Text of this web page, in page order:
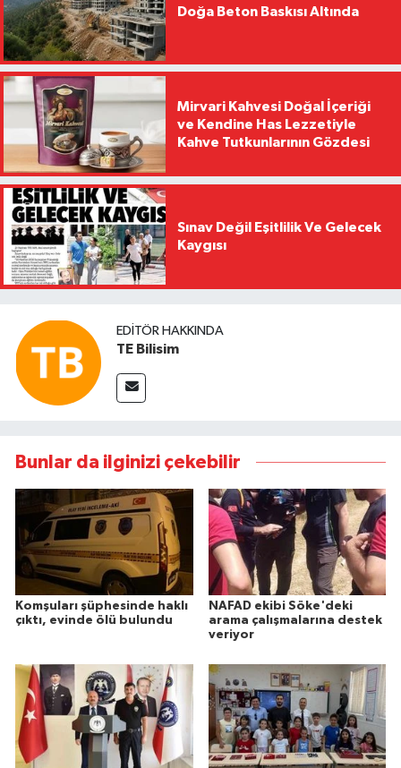
Doğa Beton Baskısı Altında
Mirvari Kahvesi Doğal İçeriği
ve Kendine Has Lezzetiyle
Kahve Tutkunlarının Gözdesi
Sınav Değil Eşitlilik Ve Gelecek
Kaygısı
EDITÖR HAKKINDA
TE Bilisim
Bunlar da ilginizi çekebilir
Komşuları şüphesinde haklı
çıktı, evinde ölü bulundu
NAFAD ekibi Söke'deki
arama çalışmalarına destek
veriyor